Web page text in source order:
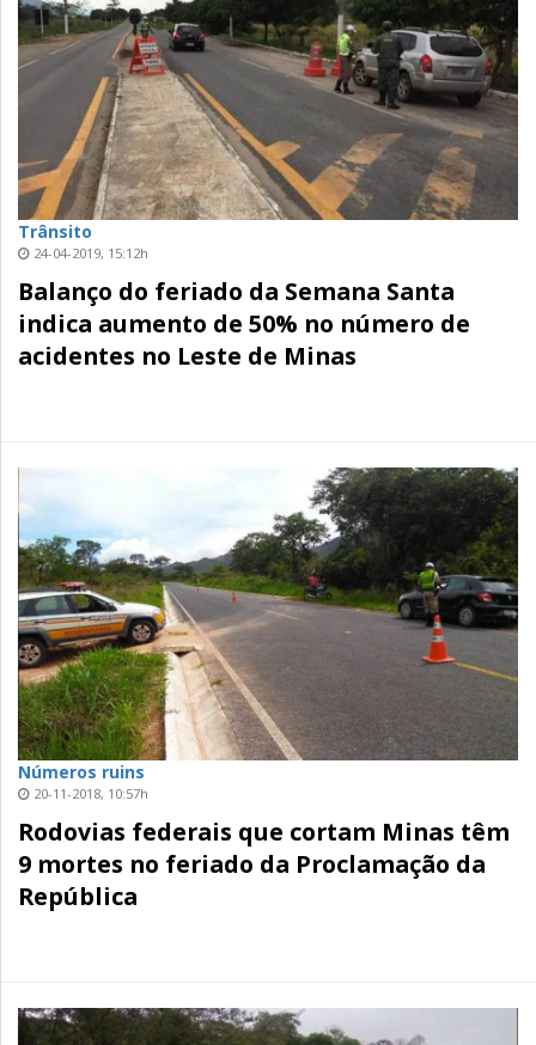
Trânsito
24-04-2019, 15:12h
Balanço do feriado da Semana Santa
indica aumento de 50% no número de
acidentes no Leste de Minas
Números ruins
20-11-2018, 10:57h
Rodovias federais que cortam Minas têm
9 mortes no feriado da Proclamação da
República